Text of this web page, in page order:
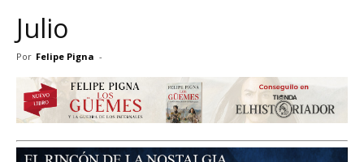
Julio
Por Felipe Pigna -